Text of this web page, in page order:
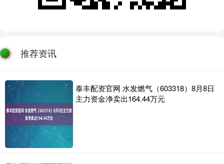
推荐资讯
泰丰配资官网 水发燃气（603318）8月8日
主力资金净卖出164.44万元